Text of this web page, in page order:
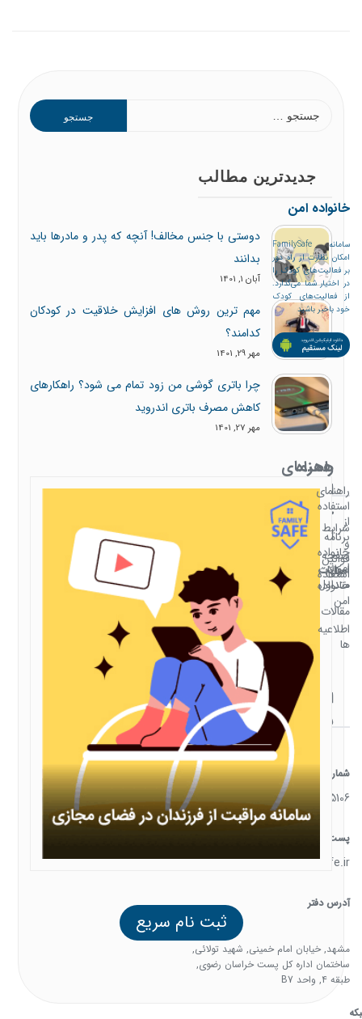
جدیدترین مطالب
دوستی با جنس مخالف! آنچه که پدر و مادرها باید
بدانند
آبان 1, 1401
مهم ترین روش های افزایش خلاقیت در کودکان
کدامند؟
مهر 29, 1401
چرا باتری گوشی من زود تمام می شود؟ راهکارهای
کاهش مصرف باتری اندروید
مهر 27, 1401
ثبت نام سریع
خانواده امن
سامانه FamilySafe
امکان نظارت از راه دور
بر فعالیت‌های کودک را
در اختیار شما می‌گذارد.
از فعالیت‌های کودک
خود باخبر باشید
همراه
با
خانواده
امن
صفحه
اصلی
امکانات
خانواده
امن
مقالات
اطلاعیه
ها
راهنمای
استفادهراهنمای
استفاده
از
برنامه
خانواده
امن
شرایط
و
قوانین
استفاده
سوالات
متداول
ارتباط
با ما
شماره تماس
05138385106
پست الکترونیک
support@familysafe.ir
آدرس دفتر
مشهد, خیابان امام خمینی, شهید تولائی,
ساختمان اداره کل پست خراسان رضوی,
طبقه 4, واحد B7